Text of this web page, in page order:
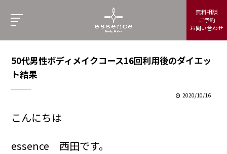
無料相談
ご予約
お問い合わせ
50代男性ボディメイクコース16回利用後のダイエッ
ト結果
2020/10/16
こんにちは
essence 西田です。